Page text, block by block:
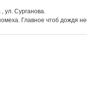
ул. Сурганова.
Главное чтоб дождя